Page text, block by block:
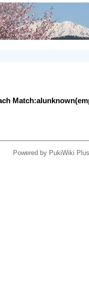
Powered by PukiWiki